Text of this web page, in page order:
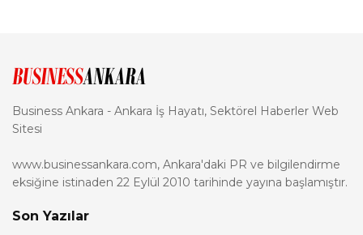
Business Ankara - Ankara İş Hayatı, Sektörel Haberler Web
Sitesi
www.businessankara.com, Ankara'daki PR ve bilgilendirme
eksiğine istinaden 22 Eylül 2010 tarihinde yayına başlamıştır.
Son Yazılar